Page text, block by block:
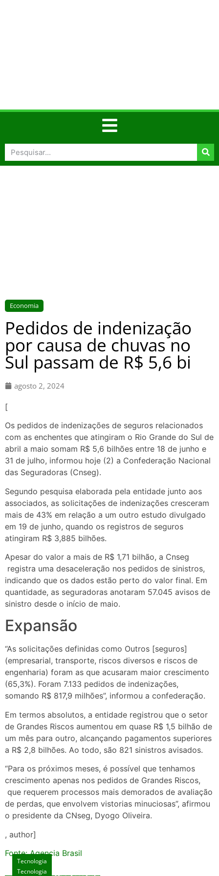
Economia
Pedidos de indenização
por causa de chuvas no
Sul passam de R$ 5,6 bi
agosto 2, 2024
[
Os pedidos de indenizações de seguros relacionados
com as enchentes que atingiram o Rio Grande do Sul de
abril a maio somam R$ 5,6 bilhões entre 18 de junho e
31 de julho, informou hoje (2) a Confederação Nacional
das Seguradoras (Cnseg).
Segundo pesquisa elaborada pela entidade junto aos
associados, as solicitações de indenizações cresceram
mais de 43% em relação a um outro estudo divulgado
em 19 de junho, quando os registros de seguros
atingiram R$ 3,885 bilhões.
Apesar do valor a mais de R$ 1,71 bilhão, a Cnseg
registra uma desaceleração nos pedidos de sinistros,
indicando que os dados estão perto do valor final. Em
quantidade, as seguradoras anotaram 57.045 avisos de
sinistro desde o início de maio.
Expansão
“As solicitações definidas como Outros [seguros]
(empresarial, transporte, riscos diversos e riscos de
engenharia) foram as que acusaram maior crescimento
(65,3%). Foram 7.133 pedidos de indenizações,
somando R$ 817,9 milhões”, informou a confederação.
Em termos absolutos, a entidade registrou que o setor
de Grandes Riscos aumentou em quase R$ 1,5 bilhão de
um mês para outro, alcançando pagamentos superiores
a R$ 2,8 bilhões. Ao todo, são 821 sinistros avisados.
“Para os próximos meses, é possível que tenhamos
crescimento apenas nos pedidos de Grandes Riscos,
que requerem processos mais demorados de avaliação
de perdas, que envolvem vistorias minuciosas”, afirmou
o presidente da CNseg, Dyogo Oliveira.
, author]
Fonte: Agencia Brasil
Tecnologia
Tecnologia
Tecnologia